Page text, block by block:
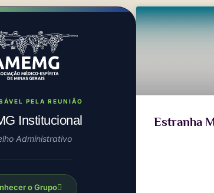
PELA REUNIÃO
Institucional
Administrativo
o Grupo
Estranha